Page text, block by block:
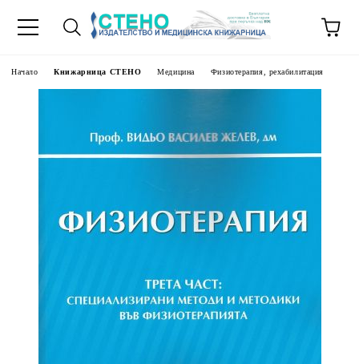
Начало Книжарница СТЕНО Медицина Физиотерапия, рехабилитация